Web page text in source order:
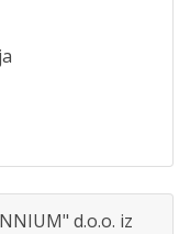
d.o.o. iz